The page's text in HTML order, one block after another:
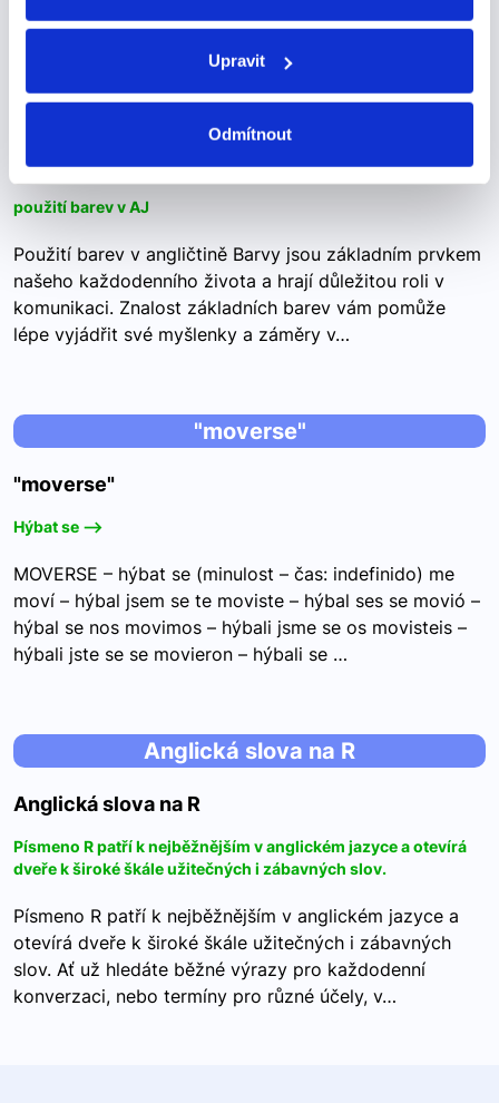
Upravit
Odmítnout
začínáte, může se vám zdát jejich svět chaotický a…
black hair and light green
black hair and light green
použití barev v AJ
Použití barev v angličtině Barvy jsou základním prvkem
našeho každodenního života a hrají důležitou roli v
komunikaci. Znalost základních barev vám pomůže
lépe vyjádřit své myšlenky a záměry v…
"moverse"
"moverse"
Hýbat se -->
MOVERSE – hýbat se (minulost – čas: indefinido) me
moví – hýbal jsem se te moviste – hýbal ses se movió –
hýbal se nos movimos – hýbali jsme se os movisteis –
hýbali jste se se movieron – hýbali se …
Anglická slova na R
Anglická slova na R
Písmeno R patří k nejběžnějším v anglickém jazyce a otevírá
dveře k široké škále užitečných i zábavných slov.
Písmeno R patří k nejběžnějším v anglickém jazyce a
otevírá dveře k široké škále užitečných i zábavných
slov. Ať už hledáte běžné výrazy pro každodenní
konverzaci, nebo termíny pro různé účely, v…